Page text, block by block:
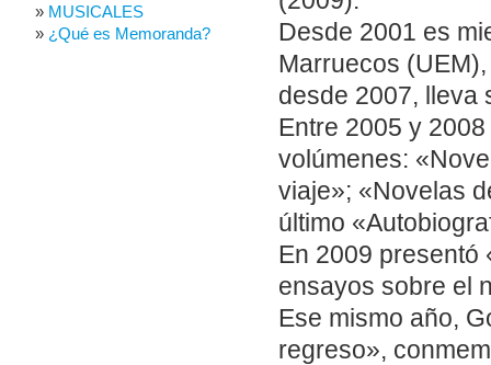
Desde 2001 es
Marruecos
desde 2007, lleva
Entre 2005 y
volúmenes:
viaje»; «Novelas
último
En 2009 presentó
ensayos sobre el
Ese mismo año,
regreso»,
MUSICALES
¿Qué es Memoranda?